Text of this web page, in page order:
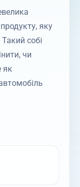
яку
собі
чи
як